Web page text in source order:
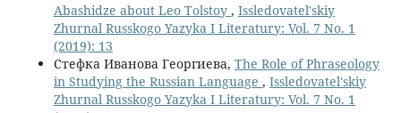
Abashidze about Leo Tolstoy , Issledovatel'skiy
Zhurnal Russkogo Yazyka I Literatury: Vol. 7 No. 1
(2019): 13
Стефка Иванова Георгиева, The Role of Phraseology
in Studying the Russian Language , Issledovatel'skiy
Zhurnal Russkogo Yazyka I Literatury: Vol. 7 No. 1